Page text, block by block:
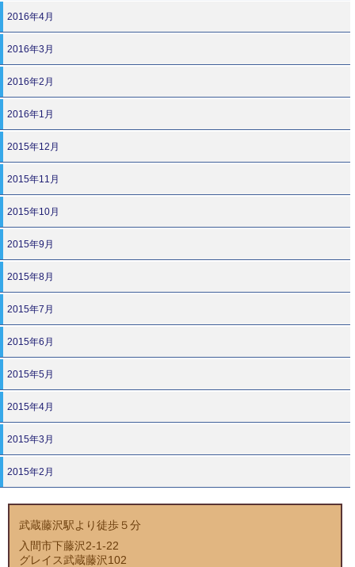
2016年4月
2016年3月
2016年2月
2016年1月
2015年12月
2015年11月
2015年10月
2015年9月
2015年8月
2015年7月
2015年6月
2015年5月
2015年4月
2015年3月
2015年2月
武蔵藤沢駅より徒歩５分
入間市下藤沢2-1-22
グレイス武蔵藤沢102